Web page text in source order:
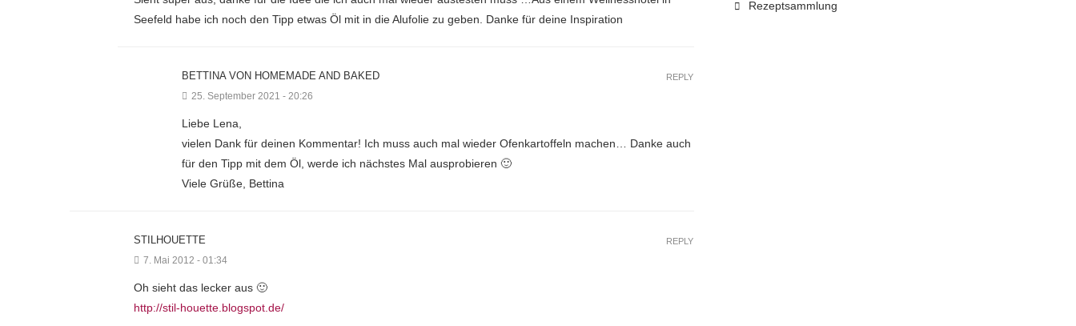
Seefeld habe ich noch den Tipp etwas Öl mit in die Alufolie zu geben. Danke für deine Inspiration
BETTINA VON HOMEMADE AND BAKED
25. September 2021 - 20:26
Liebe Lena,
vielen Dank für deinen Kommentar! Ich muss auch mal wieder Ofenkartoffeln machen… Danke auch
für den Tipp mit dem Öl, werde ich nächstes Mal ausprobieren 🙂
Viele Grüße, Bettina
REPLY
STILHOUETTE
7. Mai 2012 - 01:34
Oh sieht das lecker aus 🙂
http://stil-houette.blogspot.de/
REPLY
Rezeptsammlung